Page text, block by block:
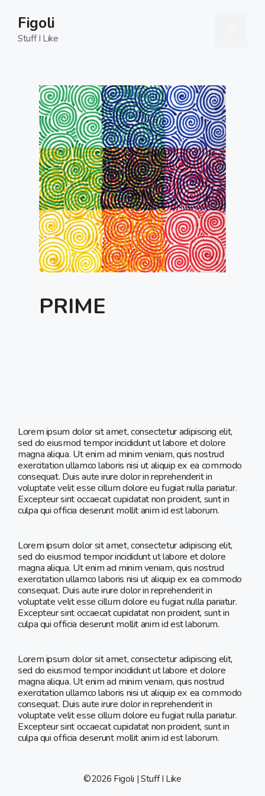
content
Figoli
Stuff I Like
PRIME
Lorem ipsum dolor sit amet, consectetur adipiscing elit,
sed do eiusmod tempor incididunt ut labore et dolore
magna aliqua. Ut enim ad minim veniam, quis nostrud
exercitation ullamco laboris nisi ut aliquip ex ea commodo
consequat. Duis aute irure dolor in reprehenderit in
voluptate velit esse cillum dolore eu fugiat nulla pariatur.
Excepteur sint occaecat cupidatat non proident, sunt in
culpa qui officia deserunt mollit anim id est laborum.
Lorem ipsum dolor sit amet, consectetur adipiscing elit,
sed do eiusmod tempor incididunt ut labore et dolore
magna aliqua. Ut enim ad minim veniam, quis nostrud
exercitation ullamco laboris nisi ut aliquip ex ea commodo
consequat. Duis aute irure dolor in reprehenderit in
voluptate velit esse cillum dolore eu fugiat nulla pariatur.
Excepteur sint occaecat cupidatat non proident, sunt in
culpa qui officia deserunt mollit anim id est laborum.
Lorem ipsum dolor sit amet, consectetur adipiscing elit,
sed do eiusmod tempor incididunt ut labore et dolore
magna aliqua. Ut enim ad minim veniam, quis nostrud
exercitation ullamco laboris nisi ut aliquip ex ea commodo
consequat. Duis aute irure dolor in reprehenderit in
voluptate velit esse cillum dolore eu fugiat nulla pariatur.
Excepteur sint occaecat cupidatat non proident, sunt in
culpa qui officia deserunt mollit anim id est laborum.
©2026 Figoli | Stuff I Like